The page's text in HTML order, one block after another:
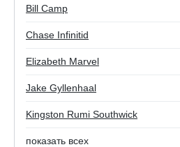
Bill Camp
Chase Infinitid
Elizabeth Marvel
Jake Gyllenhaal
Kingston Rumi Southwick
показать всех